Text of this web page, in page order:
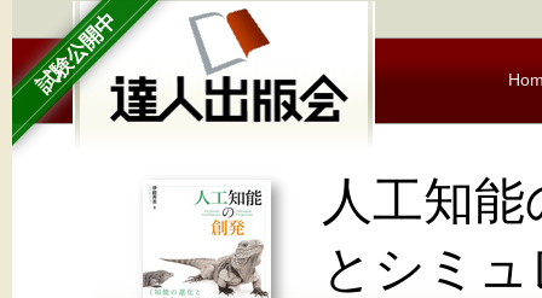
試験公開中
人工知
とシミ